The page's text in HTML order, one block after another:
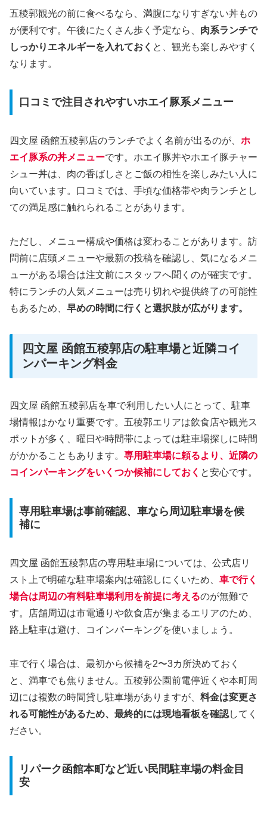
五稜郭観光の前に食べるなら、満腹になりすぎない丼もの
が便利です。午後にたくさん歩く予定なら、 肉系ランチで
しっかりエネルギーを入れておく と、観光も楽しみやすく
なります。
口コミで注目されやすいホエイ豚系メニュー
四文屋 函館五稜郭店のランチでよく名前が出るのが、 ホ
エイ豚系の丼メニューです。ホエイ豚丼やホエイ豚チャー
シュー丼は、肉の香ばしさとご飯の相性を楽しみたい人に
向いています。口コミでは、手頃な価格帯や肉ランチとし
ての満足感に触れられることがあります。
ただし、メニュー構成や価格は変わることがあります。訪
問前に店頭メニューや最新の投稿を確認し、気になるメニ
ューがある場合は注文前にスタッフへ聞くのが確実です。
特にランチの人気メニューは売り切れや提供終了の可能性
もあるため、 早めの時間に行くと選択肢が広がります。
四文屋 函館五稜郭店の駐車場と近隣コイ
ンパーキング料金
四文屋 函館五稜郭店を車で利用したい人にとって、駐車
場情報はかなり重要です。五稜郭エリアは飲食店や観光ス
ポットが多く、曜日や時間帯によっては駐車場探しに時間
がかかることもあります。 専用駐車場に頼るより、近隣の
コインパーキングをいくつか候補にしておく と安心です。
専用駐車場は事前確認、車なら周辺駐車場を候
補に
四文屋 函館五稜郭店の専用駐車場については、公式店リ
スト上で明確な駐車場案内は確認しにくいため、 車で行く
場合は周辺の有料駐車場利用を前提に考えるのが無難で
す。店舗周辺は市電通りや飲食店が集まるエリアのため、
路上駐車は避け、コインパーキングを使いましょう。
車で行く場合は、最初から候補を2〜3カ所決めておく
と、満車でも焦りません。五稜郭公園前電停近くや本町周
辺には複数の時間貸し駐車場がありますが、 料金は変更さ
れる可能性があるため、最終的には現地看板を確認してく
ださい。
リパーク函館本町など近い民間駐車場の料金目
安